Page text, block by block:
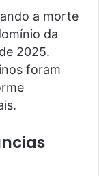
a morte
da
2025.
foram